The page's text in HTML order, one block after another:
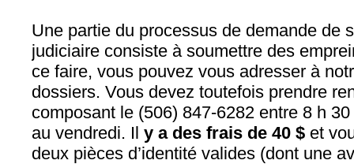
Une partie du processus de demande de
judiciaire consiste à soumettre des
ce faire, vous pouvez vous adresser à
dossiers. Vous devez toutefois prendre
composant le (506) 847-6282 entre 8 h
au vendredi. Il y a des frais de 40 $ et
deux pièces d’identité valides (dont une